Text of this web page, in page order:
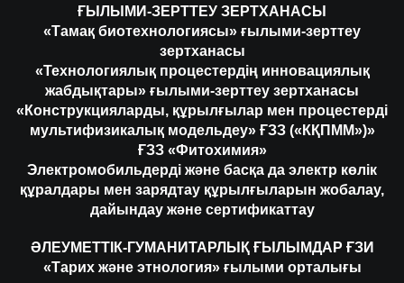
ҒЫЛЫМИ-ЗЕРТТЕУ ЗЕРТХАНАСЫ
«Тамақ биотехнологиясы» ғылыми-зерттеу
зертханасы
«Технологиялық процестердің инновациялық
жабдықтары» ғылыми-зерттеу зертханасы
«Конструкцияларды, құрылғылар мен процестерді
мультифизикалық модельдеу» ҒЗЗ («КҚПММ»)»
ҒЗЗ «Фитохимия»
Электромобильдерді және басқа да электр көлік
құралдары мен зарядтау құрылғыларын жобалау,
дайындау және сертификаттау
ӘЛЕУМЕТТІК-ГУМАНИТАРЛЫҚ ҒЫЛЫМДАР ҒЗИ
«Тарих және этнология» ғылыми орталығы